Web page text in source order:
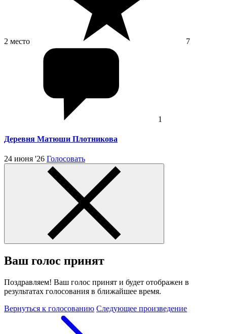
2 место 7
1
Деревня Матюши Плотникова
24 июня '26 Голосовать
Ваш голос принят
Поздравляем! Ваш голос принят и будет отображен в
результатах голосования в ближайшее время.
Вернуться к голосованию Следующее произведение